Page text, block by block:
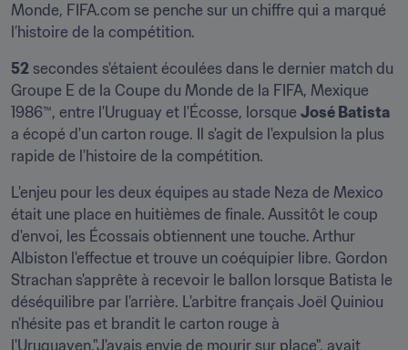
Monde, FIFA.com se penche sur un chiffre qui a marqué
l’histoire de la compétition.
52 secondes s'étaient écoulées dans le dernier match du
Groupe E de la Coupe du Monde de la FIFA, Mexique
1986™, entre l'Uruguay et l'Écosse, lorsque José Batista
a écopé d'un carton rouge. Il s'agit de l'expulsion la plus
rapide de l'histoire de la compétition.
L'enjeu pour les deux équipes au stade Neza de Mexico
était une place en huitièmes de finale. Aussitôt le coup
d'envoi, les Écossais obtiennent une touche. Arthur
Albiston l'effectue et trouve un coéquipier libre. Gordon
Strachan s'apprête à recevoir le ballon lorsque Batista le
déséquilibre par l'arrière. L'arbitre français Joël Quiniou
n'hésite pas et brandit le carton rouge à
l'Uruguayen."J'avais envie de mourir sur place", avait